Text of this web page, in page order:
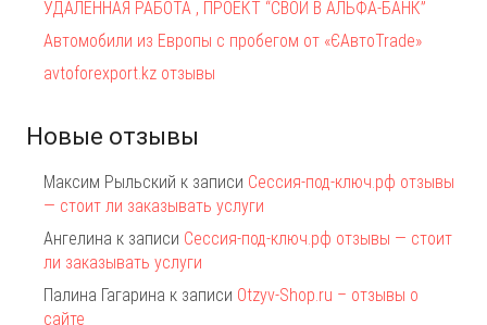
УДАЛЕННАЯ РАБОТА , ПРОЕКТ “СВОЙ В АЛЬФА-БАНК”
Автомобили из Европы с пробегом от «ЄАвтоTrаde»
avtoforexport.kz отзывы
Новые отзывы
Максим Рыльский к записи Сессия-под-ключ.рф отзывы
— стоит ли заказывать услуги
Ангелина к записи Сессия-под-ключ.рф отзывы — стоит
ли заказывать услуги
Палина Гагарина к записи Otzyv-Shop.ru – отзывы о
сайте